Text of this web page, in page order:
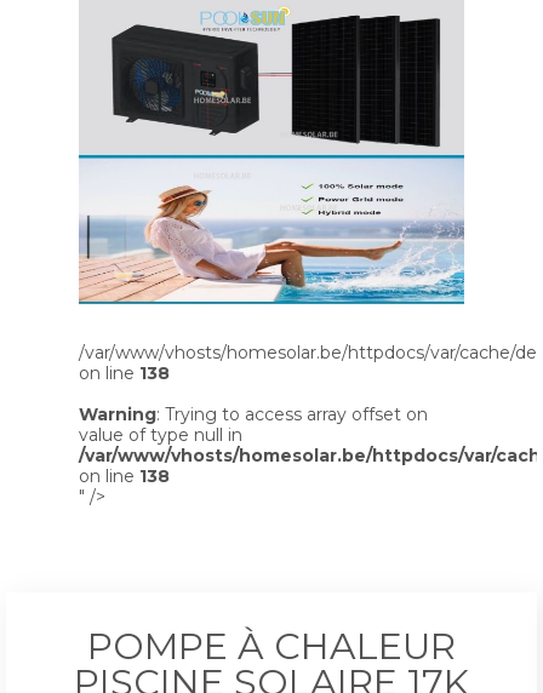
/var/www/vhosts/homesolar.be/httpdocs/var/cache/
on line 138
Warning: Trying to access array offset on
value of type null in
/var/www/vhosts/homesolar.be/httpdocs/var/
on line 138
" />
POMPE À CHALEUR
PISCINE SOLAIRE 17K